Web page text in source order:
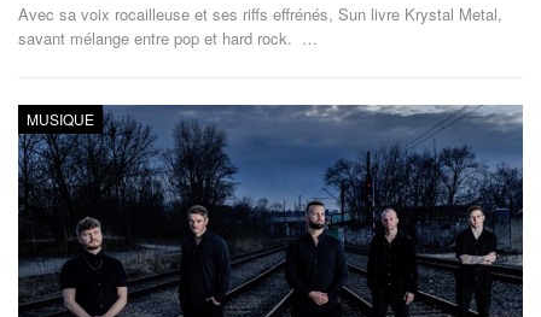
Avec sa voix rocailleuse et ses riffs effrénés, Sun livre Krystal Metal,
savant mélange entre pop et hard rock. …
MUSIQUE